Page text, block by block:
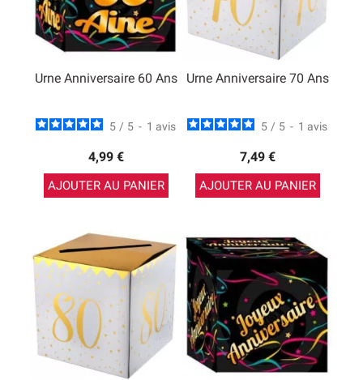
Urne Anniversaire 60 Ans
5 / 5 - 1 avis
4,99 €
AJOUTER AU PANIER
Urne Anniversaire 70 Ans
5 / 5 - 1 avis
7,49 €
AJOUTER AU PANIER